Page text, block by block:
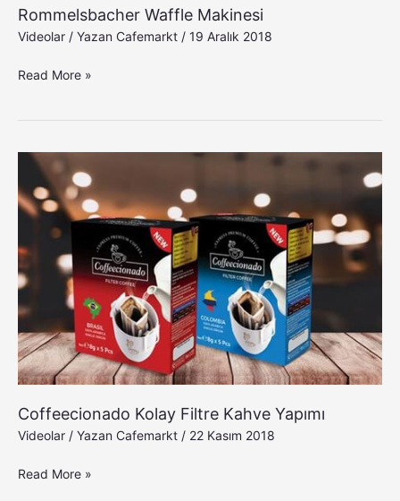
Rommelsbacher Waffle Makinesi
Videolar / Yazan Cafemarkt / 19 Aralık 2018
Read More »
Coffeecionado Kolay Filtre Kahve Yapımı
Videolar / Yazan Cafemarkt / 22 Kasım 2018
Coffeecionado
Kolay
Filtre
Kahve
Yapımı
Read More »